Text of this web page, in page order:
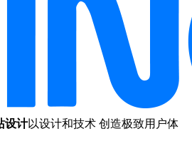
设计以设计和技术 创造极致用户体